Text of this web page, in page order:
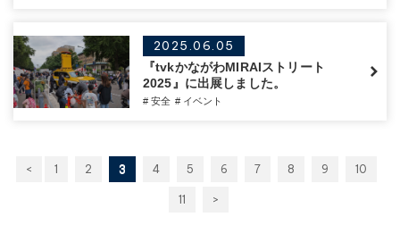
2025.06.05
『tvkかながわMIRAIストリート
2025』に出展しました。
# 安全 # イベント
< 1 2 3 4 5 6 7 8 9 10
11 >